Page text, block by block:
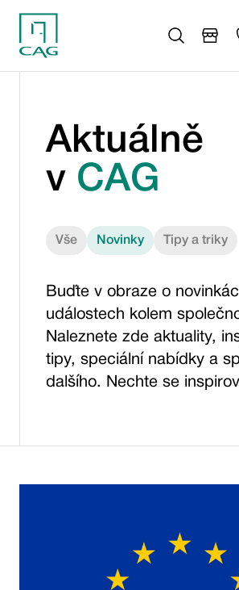
Aktuálně
v CAG
Vše Novinky Tipy a triky
Buďte v obraze o
událostech kolem
Naleznete zde aktuality,
tipy, speciální nabídky a
dalšího. Nechte se